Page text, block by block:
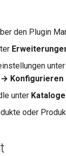
den Plugin
unter
→ Konfigurieren
unter
oder